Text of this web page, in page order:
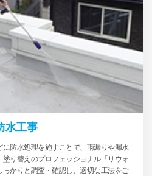
水工事
防水処理を施すことで、雨漏りや漏水
り替えのプロフェッショナル「リウォ
かりと調査・確認し、適切な工法をご